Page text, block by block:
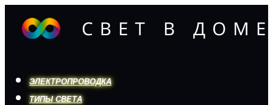
ЭЛЕКТРОПРОВОДКА
ТИПЫ СВЕТА